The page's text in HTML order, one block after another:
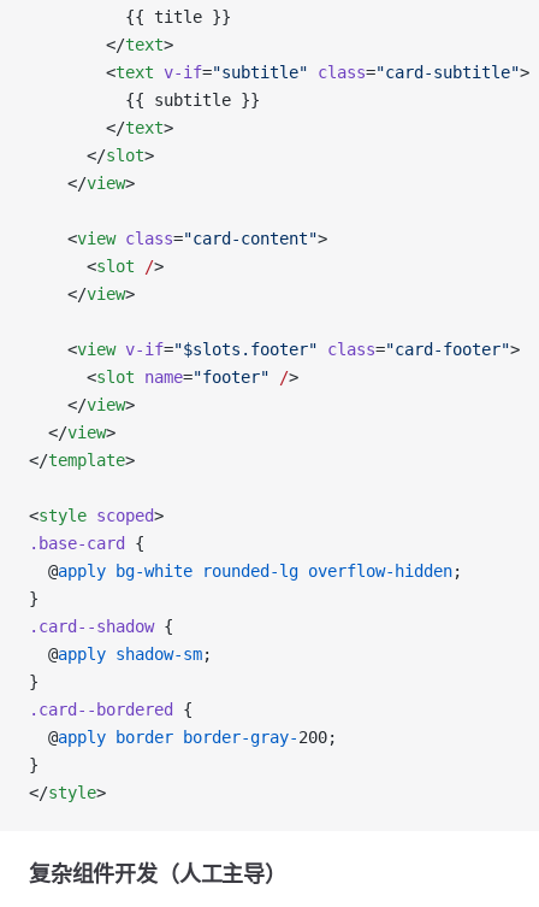
          {{ title }}
        </
text>
        <
text v-if="subtitle" class="card-subtitle">
          {{ subtitle }}
        </
text>
      </
slot>
    </
view>
    <
view class="card-content">
      <
slot />
    </
view>
    <
view v-if="$slots.footer" class="card-footer">
      <
slot name="footer" />
    </
view>
  </
view>
</template>
<style scoped>
.base-card
{
  @
apply bg-white rounded-lg overflow-hidden;
}
.card--shadow {
  @
apply shadow-sm;
}
.card--bordered
{
  @
apply border border-gray-200;
}
</style>
复杂组件开发（人工主导）